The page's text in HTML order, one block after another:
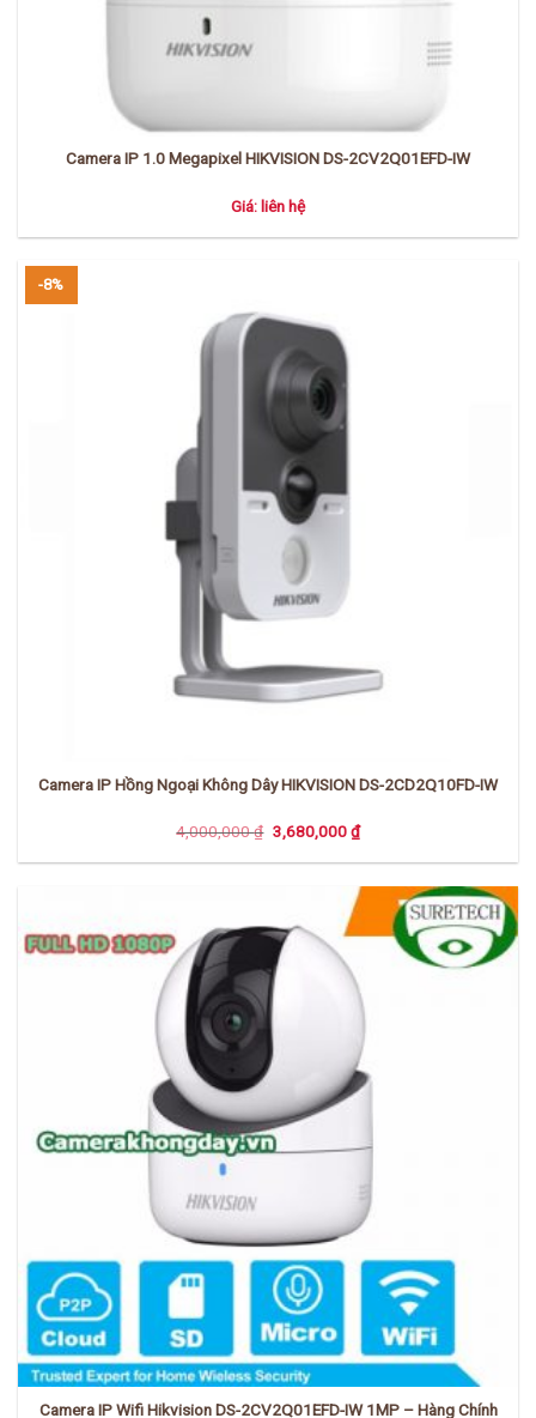
Camera IP 1.0 Megapixel HIKVISION DS-2CV2Q01EFD-IW
Giá: liên hệ
-8%
Camera IP Hồng Ngoại Không Dây HIKVISION DS-2CD2Q10FD-IW
4,000,000₫ Giá
gốc
là:
3,680,000₫Giá
hiện
tại
3,680,000 ₫.
Camera IP Wifi Hikvision DS-2CV2Q01EFD-IW 1MP – Hàng Chính